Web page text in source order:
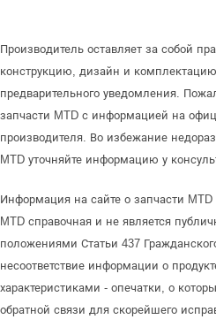
Производитель оставляет за собой
конструкцию, дизайн и
предварительного уведомления.
запчасти MTD с информацией на
производителя. Во избежание
MTD уточняйте информацию у
Информация на сайте о запчасти MTD
MTD справочная и не является
положениями Статьи 437
несоответствие информации о
характеристиками - опечатки, о
обратной связи для скорейшего